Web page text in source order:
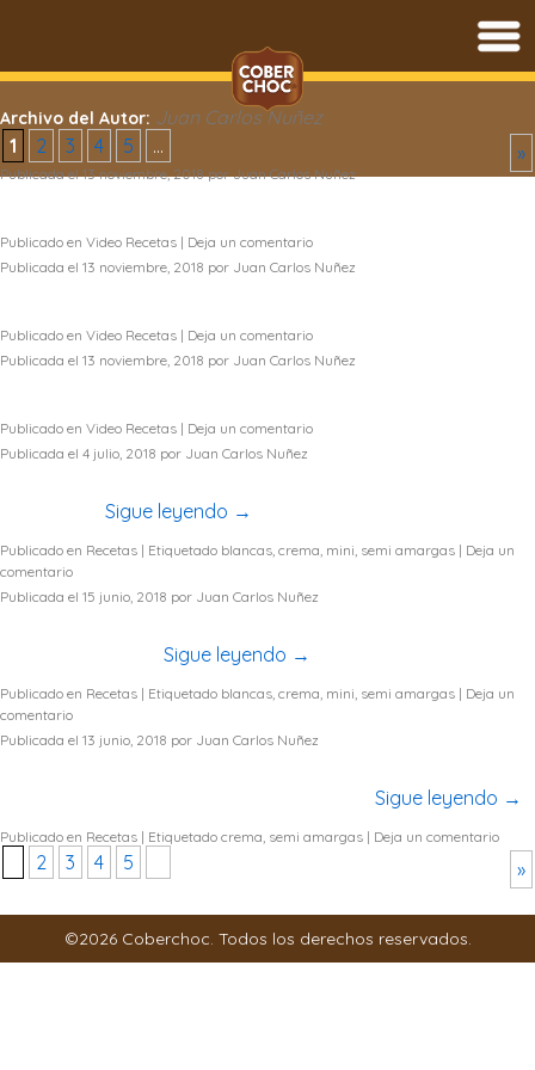
Saltar
contenido
Archivo del Autor: Juan Carlos Nuñez
1
2 3 4 5 ... »
Publicada el 13 noviembre, 2018 por Juan Carlos Nuñez
Publicado en Video Recetas | Deja un comentario
Publicada el 13 noviembre, 2018 por Juan Carlos Nuñez
Publicado en Video Recetas | Deja un comentario
Publicada el 13 noviembre, 2018 por Juan Carlos Nuñez
Publicado en Video Recetas | Deja un comentario
Publicada el 4 julio, 2018 por Juan Carlos Nuñez
Sigue leyendo →
Publicado en Recetas | Etiquetado blancas, crema, mini, semi amargas | Deja un
comentario
Publicada el 15 junio, 2018 por Juan Carlos Nuñez
Sigue leyendo →
Publicado en Recetas | Etiquetado blancas, crema, mini, semi amargas | Deja un
comentario
Publicada el 13 junio, 2018 por Juan Carlos Nuñez
Sigue leyendo →
Publicado en Recetas | Etiquetado crema, semi amargas | Deja un comentario
2 3 4 5 »
©2026 Coberchoc. Todos los derechos reservados.